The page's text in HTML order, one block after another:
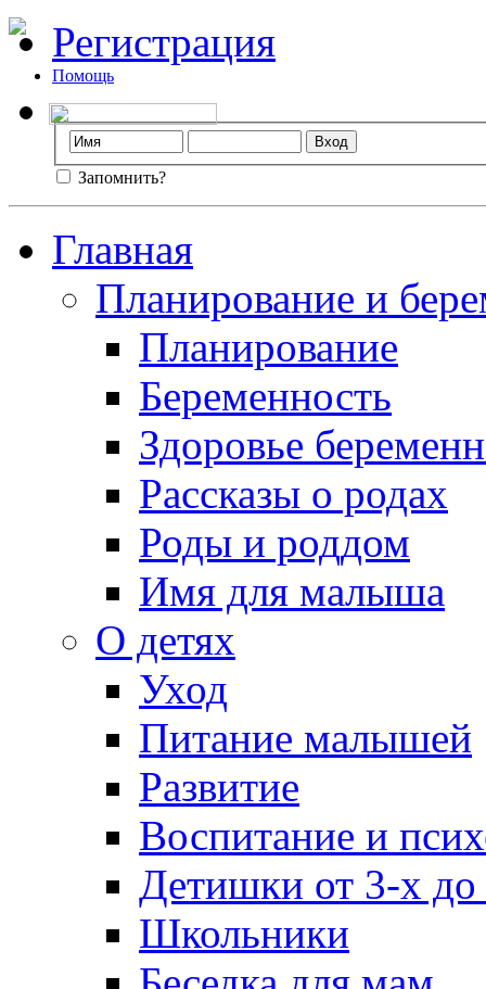
Регистрация
Помощь
Запомнить?
Главная
Планирование и
Планирование
Беременность
Здоровье
Рассказы о родах
Роды и роддом
Имя для малыша
О детях
Уход
Питание малышей
Развитие
Воспитание и
Детишки от 3-х
Школьники